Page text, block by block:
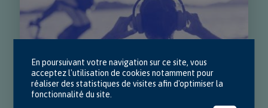
En poursuivant votre navigation sur ce site, vous
acceptez l'utilisation de cookies notamment pour
réaliser des statistiques de visites afin d'optimiser la
fonctionnalité du site.